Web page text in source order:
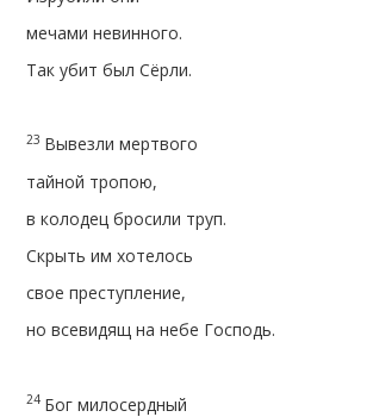
мечами невинного.
Так убит был Сёрли.
23 Вывезли мертвого
тайной тропою,
в колодец бросили труп.
Скрыть им хотелось
свое преступление,
но всевидящ на небе Господь.
24 Бог милосердный